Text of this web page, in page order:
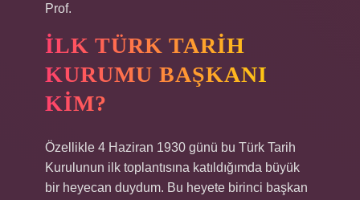
Prof.
İLK TÜRK TARIH
KURUMU BAŞKANI
KIM?
Özellikle 4 Haziran 1930 günü bu Türk Tarih
Kurulunun ilk toplantısına katıldığımda büyük
bir heyecan duydum. Bu heyete birinci başkan